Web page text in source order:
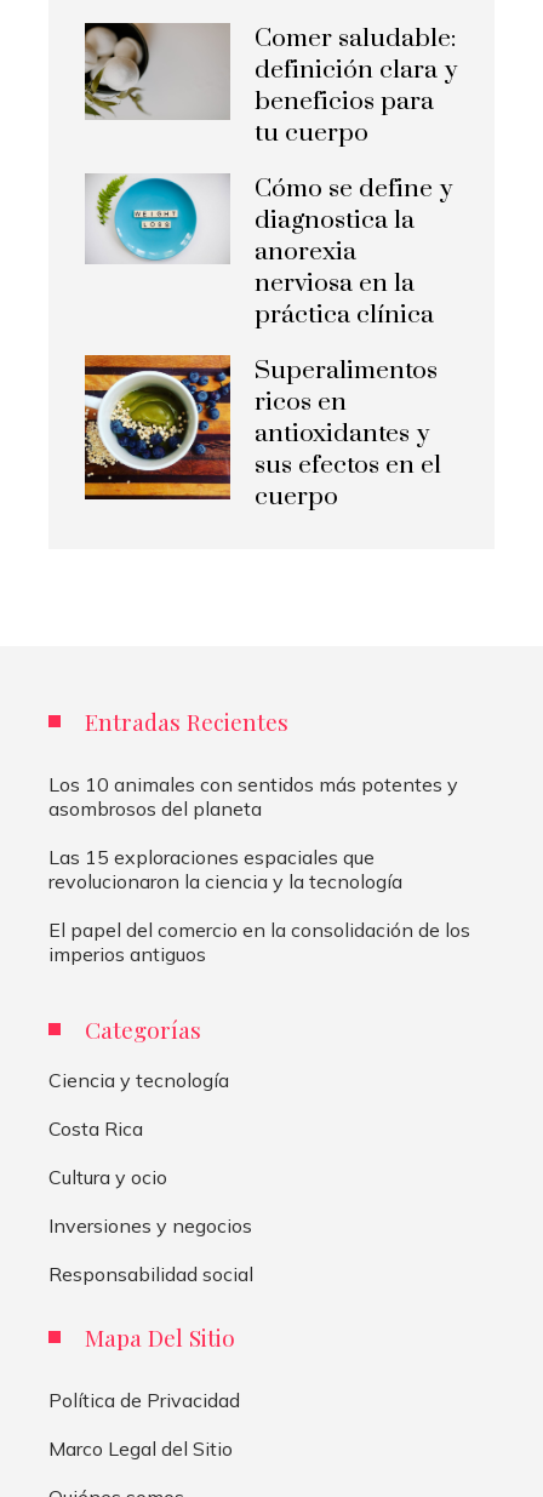
Comer saludable:
definición clara y
beneficios para
tu cuerpo
Cómo se define y
diagnostica la
anorexia
nerviosa en la
práctica clínica
Superalimentos
ricos en
antioxidantes y
sus efectos en el
cuerpo
Entradas Recientes
Los 10 animales con sentidos más potentes y
asombrosos del planeta
Las 15 exploraciones espaciales que
revolucionaron la ciencia y la tecnología
El papel del comercio en la consolidación de los
imperios antiguos
Categorías
Ciencia y tecnología
Costa Rica
Cultura y ocio
Inversiones y negocios
Responsabilidad social
Mapa Del Sitio
Política de Privacidad
Marco Legal del Sitio